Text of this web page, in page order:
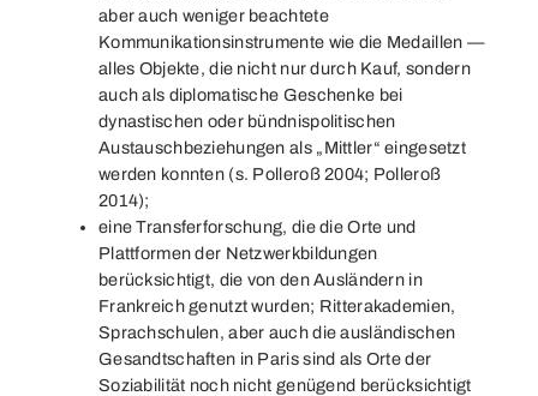
aber auch weniger beachtete
Kommunikationsinstrumente wie die Medaillen —
alles Objekte, die nicht nur durch Kauf, sondern
auch als diplomatische Geschenke bei
dynastischen oder bündnispolitischen
Austauschbeziehungen als „Mittler“ eingesetzt
werden konnten (s. Polleroß 2004; Polleroß
2014);
eine Transferforschung, die die Orte und
Plattformen der Netzwerkbildungen
berücksichtigt, die von den Ausländern in
Frankreich genutzt wurden; Ritterakademien,
Sprachschulen, aber auch die ausländischen
Gesandtschaften in Paris sind als Orte der
Soziabilität noch nicht genügend berücksichtigt